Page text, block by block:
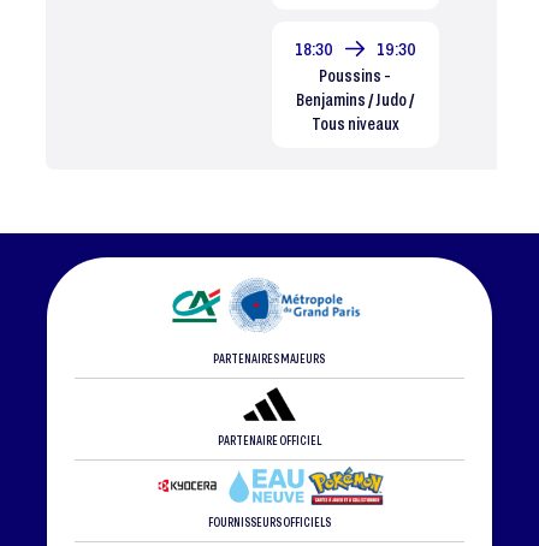
18:30
19:30
Poussins -
Benjamins / Judo /
Tous niveaux
PARTENAIRES MAJEURS
PARTENAIRE OFFICIEL
FOURNISSEURS OFFICIELS